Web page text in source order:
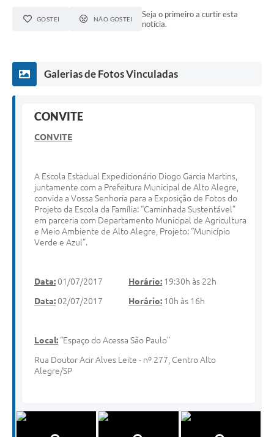
GOSTEI NÃO GOSTEI
Seja o primeiro a curtir esta
notícia.
Galerias de Fotos Vinculadas
CONVITE
CONVITE
A Escola Estadual Expedicionário Diogo Garcia Martins,
juntamente com a Prefeitura Municipal de Alto Alegre,
convida a Vossa Senhoria para a Exposição de Fotos do
Projeto da Escola da Família: “Caminhada Sustentável”
em parceria com Departamento Municipal de Agricultura
e Meio Ambiente de Alto Alegre, Projeto: “Município
Verde e Azul”.
Data:01/07/2017 Horário: 19:30h às 22h
Data:02/07/2017 Horário: 10h às 16h
Local: “Espaço do Acessa São Paulo”
Rua Doutor Acir Alves Leite - nº 277, Centro Alto
Alegre/SP